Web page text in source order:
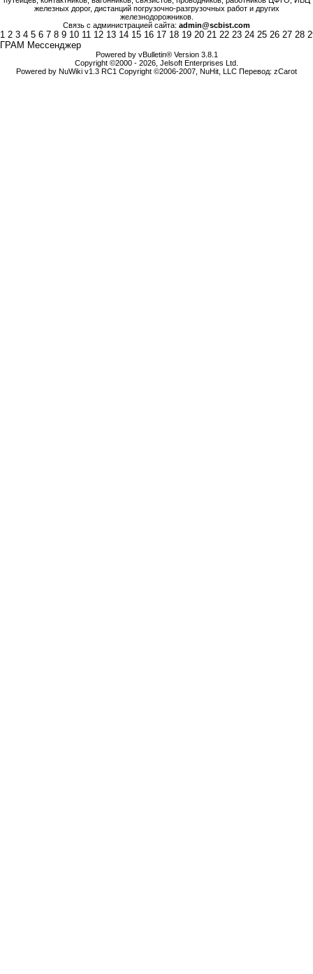
железных дорог, дистанций погрузочно-разгрузочных работ и других
железнодорожников.
Связь с администрацией сайта: admin@scbist.com
1 2 3 4 5 6 7 8 9 10 11 12 13 14 15 16 17 18 19 20 21 22 23 24 25 26 27 28
ГРАМ Мессенджер
Powered by vBulletin® Version 3.8.1
Copyright ©2000 - 2026, Jelsoft Enterprises Ltd.
Powered by NuWiki v1.3 RC1 Copyright ©2006-2007, NuHit, LLC Перевод: zCarot